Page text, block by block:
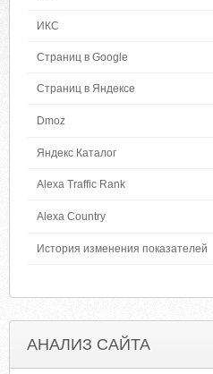
ИКС
Страниц в Google
Страниц в Яндексе
Dmoz
Яндекс Каталог
Alexa Traffic Rank
Alexa Country
История изменения показателей
АНАЛИЗ САЙТА